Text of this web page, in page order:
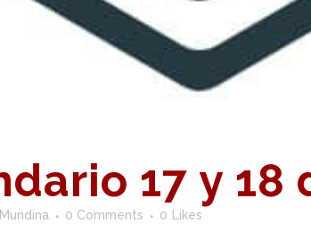
17 y 18
0 Comments 0 Likes